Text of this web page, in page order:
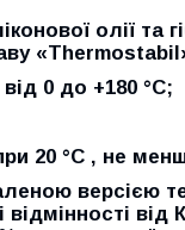
олії та
0 до +180 °C;
20 °C , не
версією
відмінності